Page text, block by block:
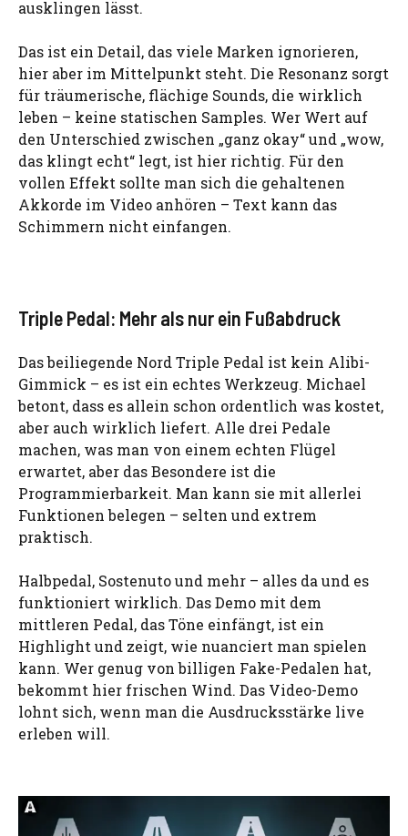
ausklingen lässt.
Das ist ein Detail, das viele Marken ignorieren,
hier aber im Mittelpunkt steht. Die Resonanz sorgt
für träumerische, flächige Sounds, die wirklich
leben – keine statischen Samples. Wer Wert auf
den Unterschied zwischen „ganz okay“ und „wow,
das klingt echt“ legt, ist hier richtig. Für den
vollen Effekt sollte man sich die gehaltenen
Akkorde im Video anhören – Text kann das
Schimmern nicht einfangen.
Triple Pedal: Mehr als nur ein Fußabdruck
Das beiliegende Nord Triple Pedal ist kein Alibi-
Gimmick – es ist ein echtes Werkzeug. Michael
betont, dass es allein schon ordentlich was kostet,
aber auch wirklich liefert. Alle drei Pedale
machen, was man von einem echten Flügel
erwartet, aber das Besondere ist die
Programmierbarkeit. Man kann sie mit allerlei
Funktionen belegen – selten und extrem
praktisch.
Halbpedal, Sostenuto und mehr – alles da und es
funktioniert wirklich. Das Demo mit dem
mittleren Pedal, das Töne einfängt, ist ein
Highlight und zeigt, wie nuanciert man spielen
kann. Wer genug von billigen Fake-Pedalen hat,
bekommt hier frischen Wind. Das Video-Demo
lohnt sich, wenn man die Ausdrucksstärke live
erleben will.